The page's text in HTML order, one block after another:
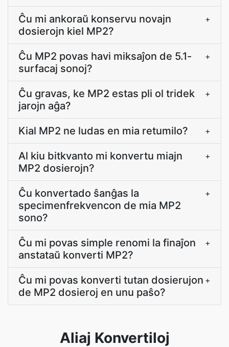
Ĉu mi ankoraŭ konservu novajn
dosierojn kiel MP2?
+
Ĉu MP2 povas havi miksaĵon de 5.1-
surfacaj sonoj?
+
Ĉu gravas, ke MP2 estas pli ol tridek
jarojn aĝa?
+
Kial MP2 ne ludas en mia retumilo? +
Al kiu bitkvanto mi konvertu miajn
MP2 dosierojn?
+
Ĉu konvertado ŝanĝas la
specimenfrekvencon de mia MP2
sono?
+
Ĉu mi povas simple renomi la finaĵon
anstataŭ konverti MP2?
+
Ĉu mi povas konverti tutan dosierujon
de MP2 dosieroj en unu paŝo?
+
Aliaj Konvertiloj